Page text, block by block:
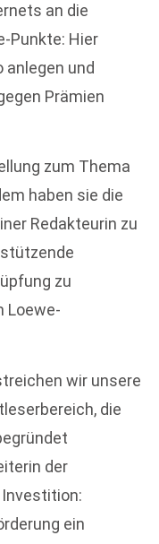
an die
Punkte: Hier
anlegen und
Prämien
zum Thema
haben sie die
Redakteurin zu
zu
Loewe-
wir unsere
die
der
ein